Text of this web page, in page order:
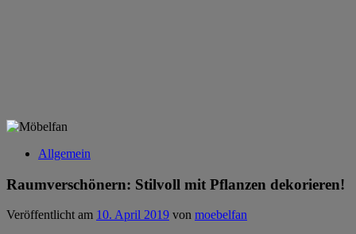
Allgemein
Raumverschönern: Stilvoll mit Pflanzen dekorieren!
Veröffentlicht am 10. April 2019 von moebelfan